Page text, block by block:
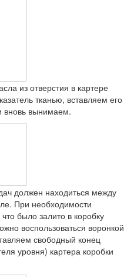
из отверстия в картере
тканью, вставляем его
вновь вынимаем.
должен находиться между
При необходимости
было залито в коробку
воспользоваться воронкой
свободный конец
уровня) картера коробки